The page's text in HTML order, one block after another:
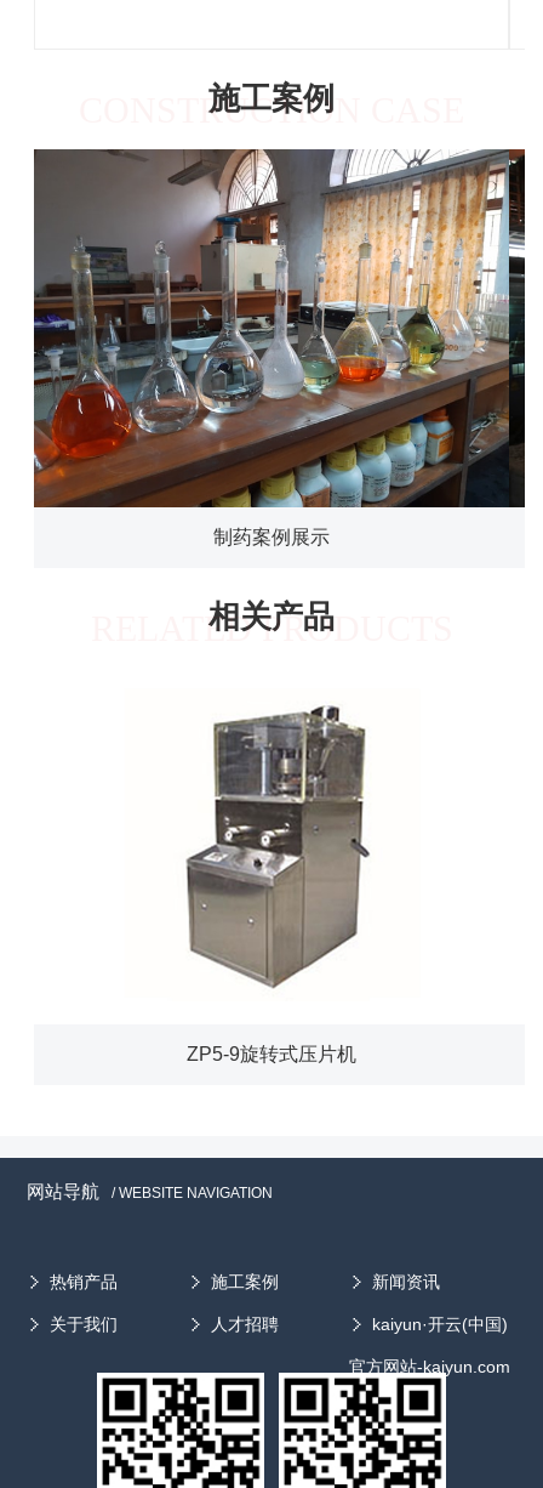
施工案例
CONSTRUCTION CASE
制药案例展示
相关产品
RELATED PRODUCTS
ZP5-9旋转式压片机
网站导航 / WEBSITE NAVIGATION
热销产品 施工案例 新闻资讯
关于我们 人才招聘 kaiyun·开云(中国)
官方网站-kaiyun.com